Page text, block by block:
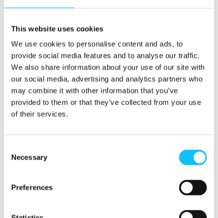
This website uses cookies
We use cookies to personalise content and ads, to
provide social media features and to analyse our traffic.
We also share information about your use of our site with
our social media, advertising and analytics partners who
may combine it with other information that you’ve
provided to them or that they’ve collected from your use
of their services.
Selection
Necessary
Preferences
työnantajasektori. Teealalla työskentelee lähes
saa elantonsa teentuotannosta. Vaikka
Malawissa on onnistuttu tekemään
maatalouden uudistuksia viimeisen kymmenen
vuoden aikana, köyhyys on edelleen yleistä ja
yksipuolinen tuotanto on hauras riskien kuten
ilmastonmuutoksen iskiessä.
Teealalla haasteita ovat olleet muun muassa
hygieniaolot ja alhaiset palkat.
Käytännössä hankkeessa puututaan näihin
ongelmiin ja koulutetaan ja vahvistetaan liiton
Kawalazin teeplantaaseilla maan etelä- ja